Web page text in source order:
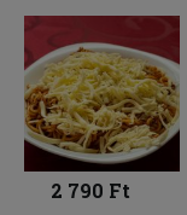
2 790 Ft